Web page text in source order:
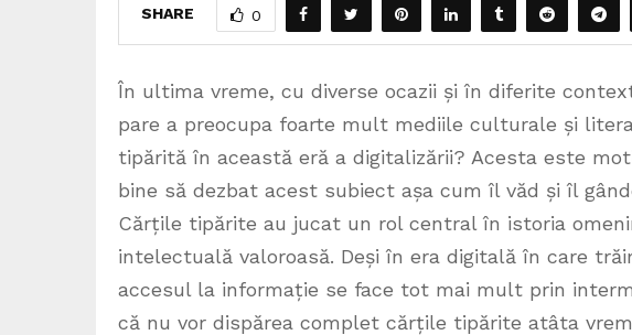
SHARE 0
În ultima vreme, cu diverse ocazii și în diferite
pare a preocupa foarte mult mediile culturale și
tipărită în această eră a digitalizării? Acesta este
bine să dezbat acest subiect așa cum îl văd și îl
Cărțile tipărite au jucat un rol central în istoria
intelectuală valoroasă. Deși în era digitală în care
accesul la informație se face tot mai mult prin
că nu vor dispărea complet cărțile tipărite atâta